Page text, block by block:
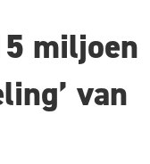
miljoen
van